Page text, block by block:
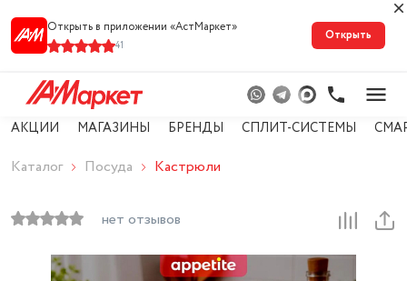
Открыть в приложении «АстМарке‪т‬»
41
Открыть
АКЦИИ МАГАЗИНЫ БРЕНДЫ СПЛИТ-СИСТЕМЫ
Каталог Посуда Кастрюли
нет отзывов